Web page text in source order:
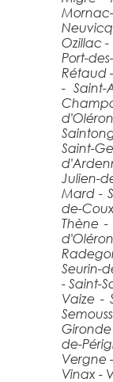
Ozillac -
Port-
Rétaud
- Saint-
Saint-
Julien-
Mard -
de-
Thène -
Seurin-
- Saint-
Vaize -
Gironde
de-
Vergne
Vinax -